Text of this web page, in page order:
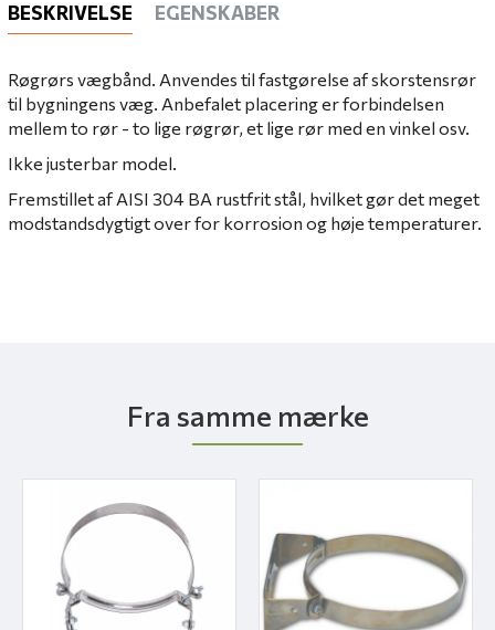
BESKRIVELSE EGENSKABER
Røgrørs vægbånd. Anvendes til fastgørelse af skorstensrør
til bygningens væg. Anbefalet placering er forbindelsen
mellem to rør - to lige røgrør, et lige rør med en vinkel osv.
Ikke justerbar model.
Fremstillet af AISI 304 BA rustfrit stål, hvilket gør det meget
modstandsdygtigt over for korrosion og høje temperaturer.
Fra samme mærke